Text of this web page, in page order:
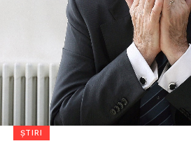
ȘTIRI